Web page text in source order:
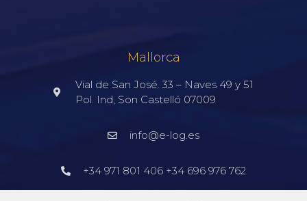
Mallorca
Vial de San José. 33 – Naves 49 y 51
Pol. Ind, Son Castelló 07009
info@e-log.es
+34 971 801 406 +34 696 976 762